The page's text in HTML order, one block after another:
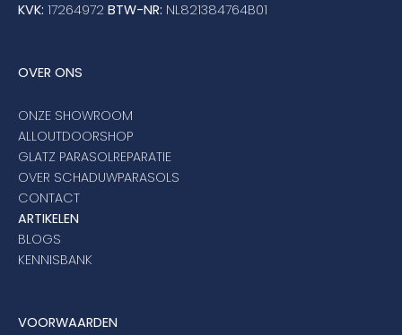
KVK: 17264972 BTW-NR: NL821384764B01
OVER ONS
ONZE SHOWROOM
ALLOUTDOORSHOP
GLATZ PARASOLREPARATIE
OVER SCHADUWPARASOLS
CONTACT
ARTIKELEN
BLOGS
KENNISBANK
VOORWAARDEN